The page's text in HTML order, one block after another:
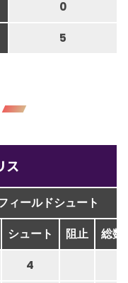
0
5
ス
ィールドシュート
シュート 阻止 総数
4